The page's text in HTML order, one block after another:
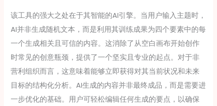
该工具的强大之处在于其智能的AI引擎。当用户输入主题时，
AI并非生成随机文本，而是利用其训练成果为四个要素中的每
一个生成相关且可信的内容。这消除了从空白画布开始创作
时常见的创意瓶颈，提供了一个坚实且专业的起点。对于非
营利组织而言，这意味着能够立即获得对其当前状况和未来
目标的结构化分析。AI生成的内容并非最终成品，而是需要进
一步优化的基础。用户可轻松编辑任何生成的要点，以确保